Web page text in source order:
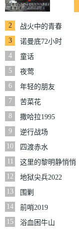
2
战火中的青春
3
诺曼底72小时
4
童话
5
夜莺
6
年轻的朋友
7
苦菜花
8
撒哈拉1995
9
逆行战场
10
四渡赤水
11
这里的黎明静悄悄
12
地狱尖兵2022
13
围剿
14
前哨2019
15
浴血困牛山